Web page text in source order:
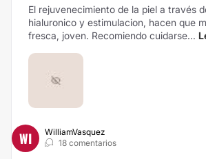
El rejuvenecimiento de la piel a través
hialuronico y estimulacion, hacen que
fresca, joven. Recomiendo cuidarse...
WI
WilliamVasquez
18 comentarios